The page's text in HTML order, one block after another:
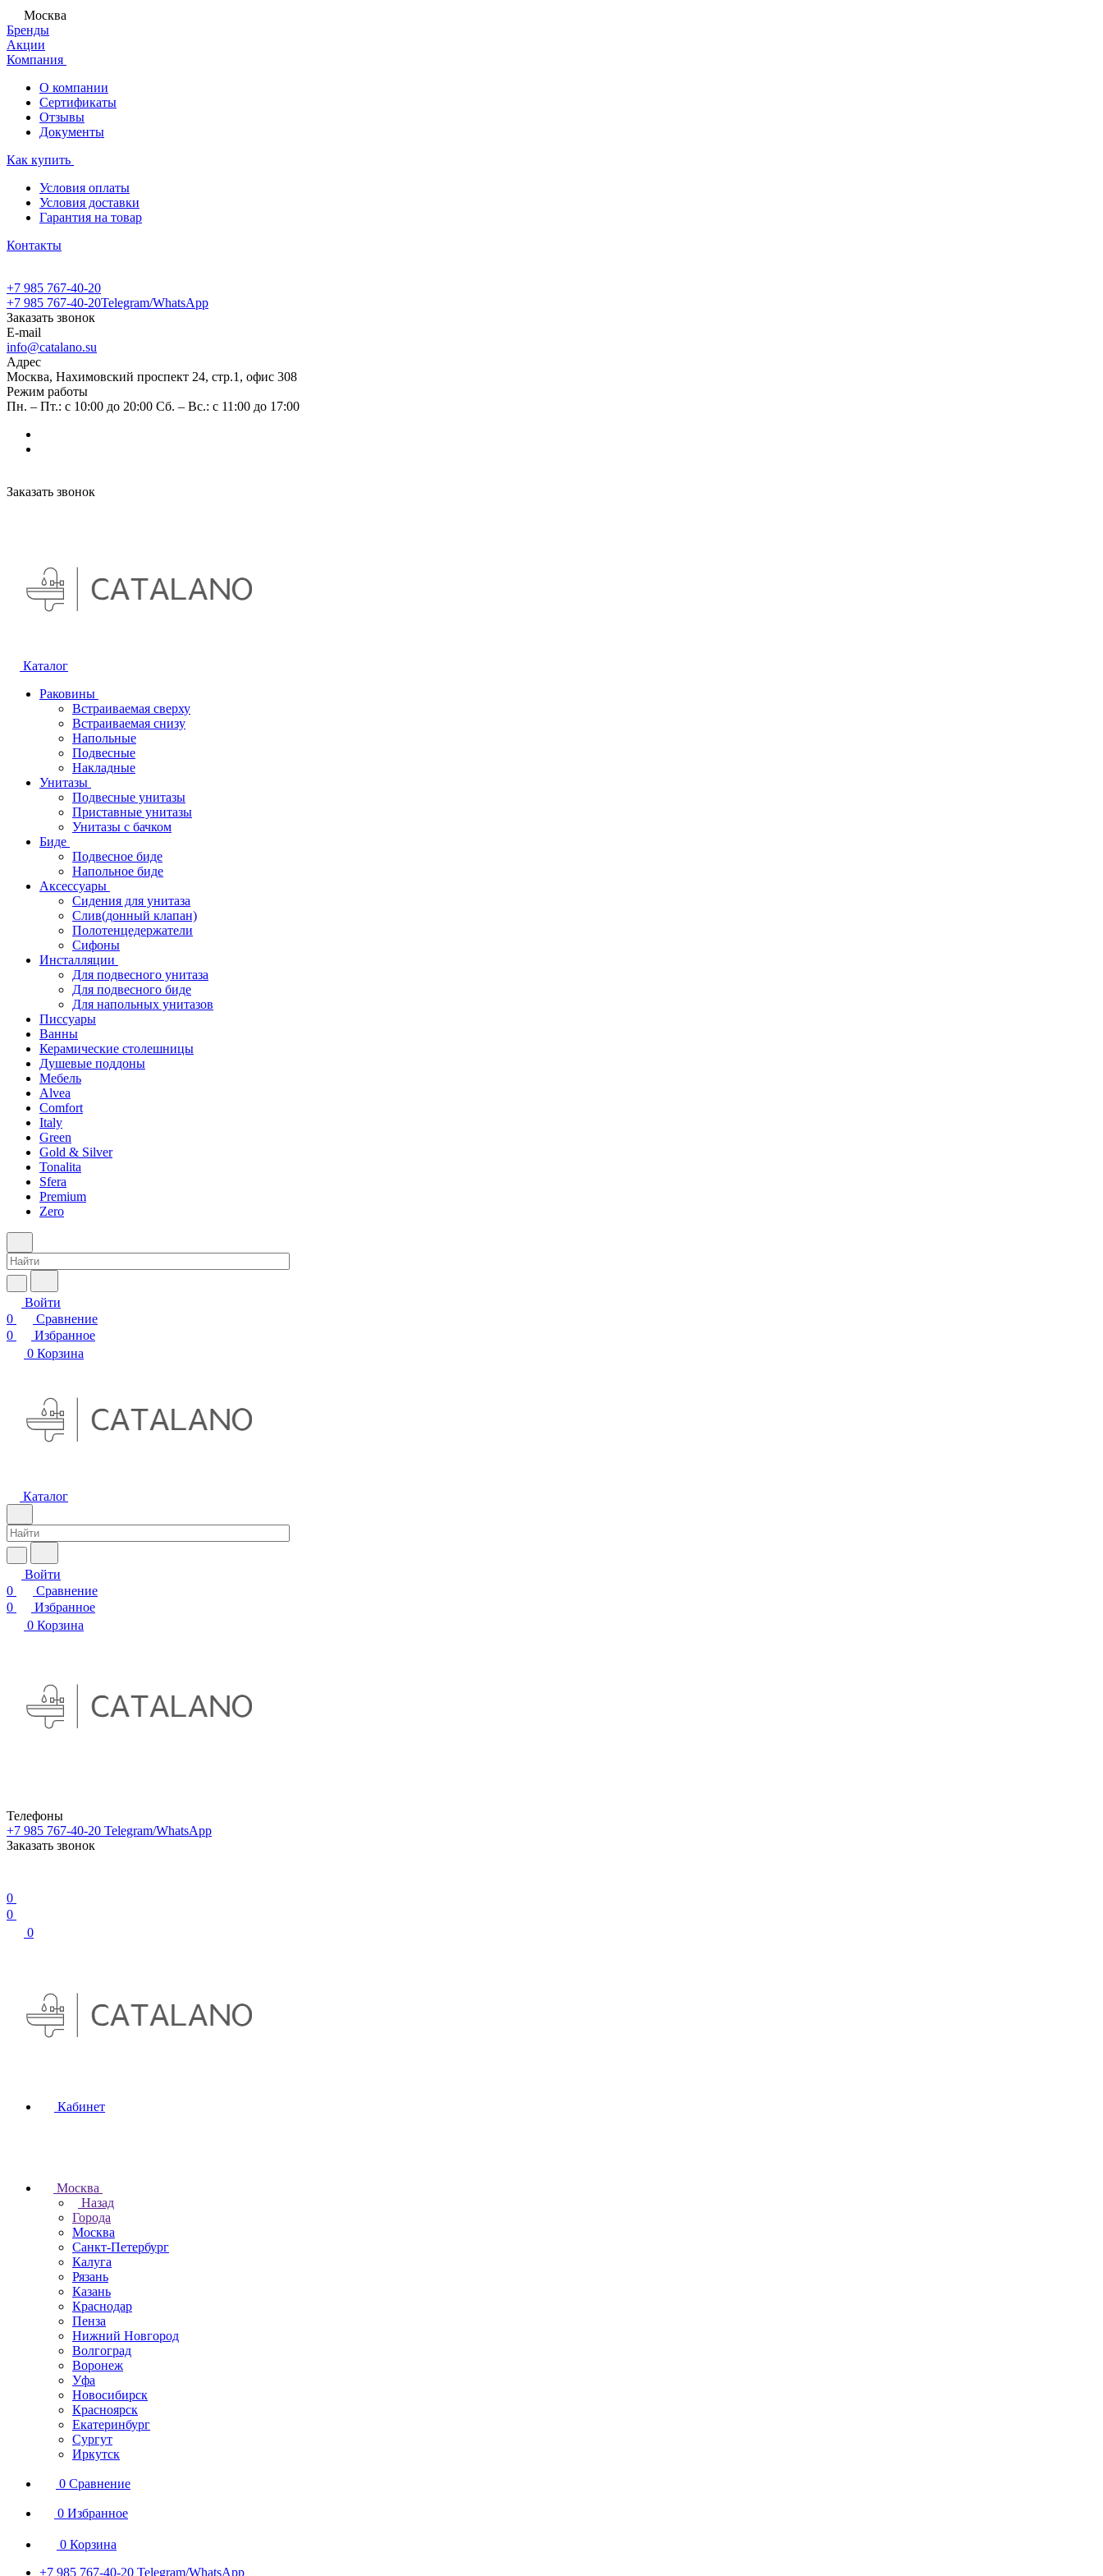
Москва
Бренды
Акции
Компания
О компании
Сертификаты
Отзывы
Документы
Как купить
Условия оплаты
Условия доставки
Гарантия на товар
Контакты
+7 985 767-40-20
+7 985 767-40-20Telegram/WhatsApp
Заказать звонок
E-mail
info@catalano.su
Адрес
Москва, Нахимовский проспект 24, стр.1, офис 308
Режим работы
Пн. – Пт.: с 10:00 до 20:00 Сб. – Вс.: с 11:00 до 17:00
Заказать звонок
Каталог
Раковины
Встраиваемая сверху
Встраиваемая снизу
Напольные
Подвесные
Накладные
Унитазы
Подвесные унитазы
Приставные унитазы
Унитазы с бачком
Биде
Подвесное биде
Напольное биде
Аксессуары
Сидения для унитаза
Слив(донный клапан)
Полотенцедержатели
Сифоны
Инсталляции
Для подвесного унитаза
Для подвесного биде
Для напольных унитазов
Писсуары
Ванны
Керамические столешницы
Душевые поддоны
Мебель
Alvea
Comfort
Italy
Green
Gold & Silver
Tonalita
Sfera
Premium
Zero
Войти
0
Сравнение
0
Избранное
0 Корзина
Каталог
Войти
0
Сравнение
0
Избранное
0 Корзина
Телефоны
+7 985 767-40-20 Telegram/WhatsApp
Заказать звонок
0
0
0
Кабинет
Москва
Назад
Города
Москва
Санкт-Петербург
Калуга
Рязань
Казань
Краснодар
Пенза
Нижний Новгород
Волгоград
Воронеж
Уфа
Новосибирск
Красноярск
Екатеринбург
Сургут
Иркутск
0 Сравнение
0 Избранное
0 Корзина
+7 985 767-40-20 Telegram/WhatsApp